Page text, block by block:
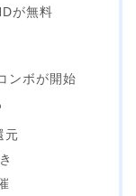
が無料
ンボが開始
元